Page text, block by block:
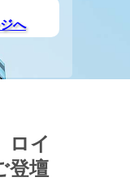
へ
イ
登壇